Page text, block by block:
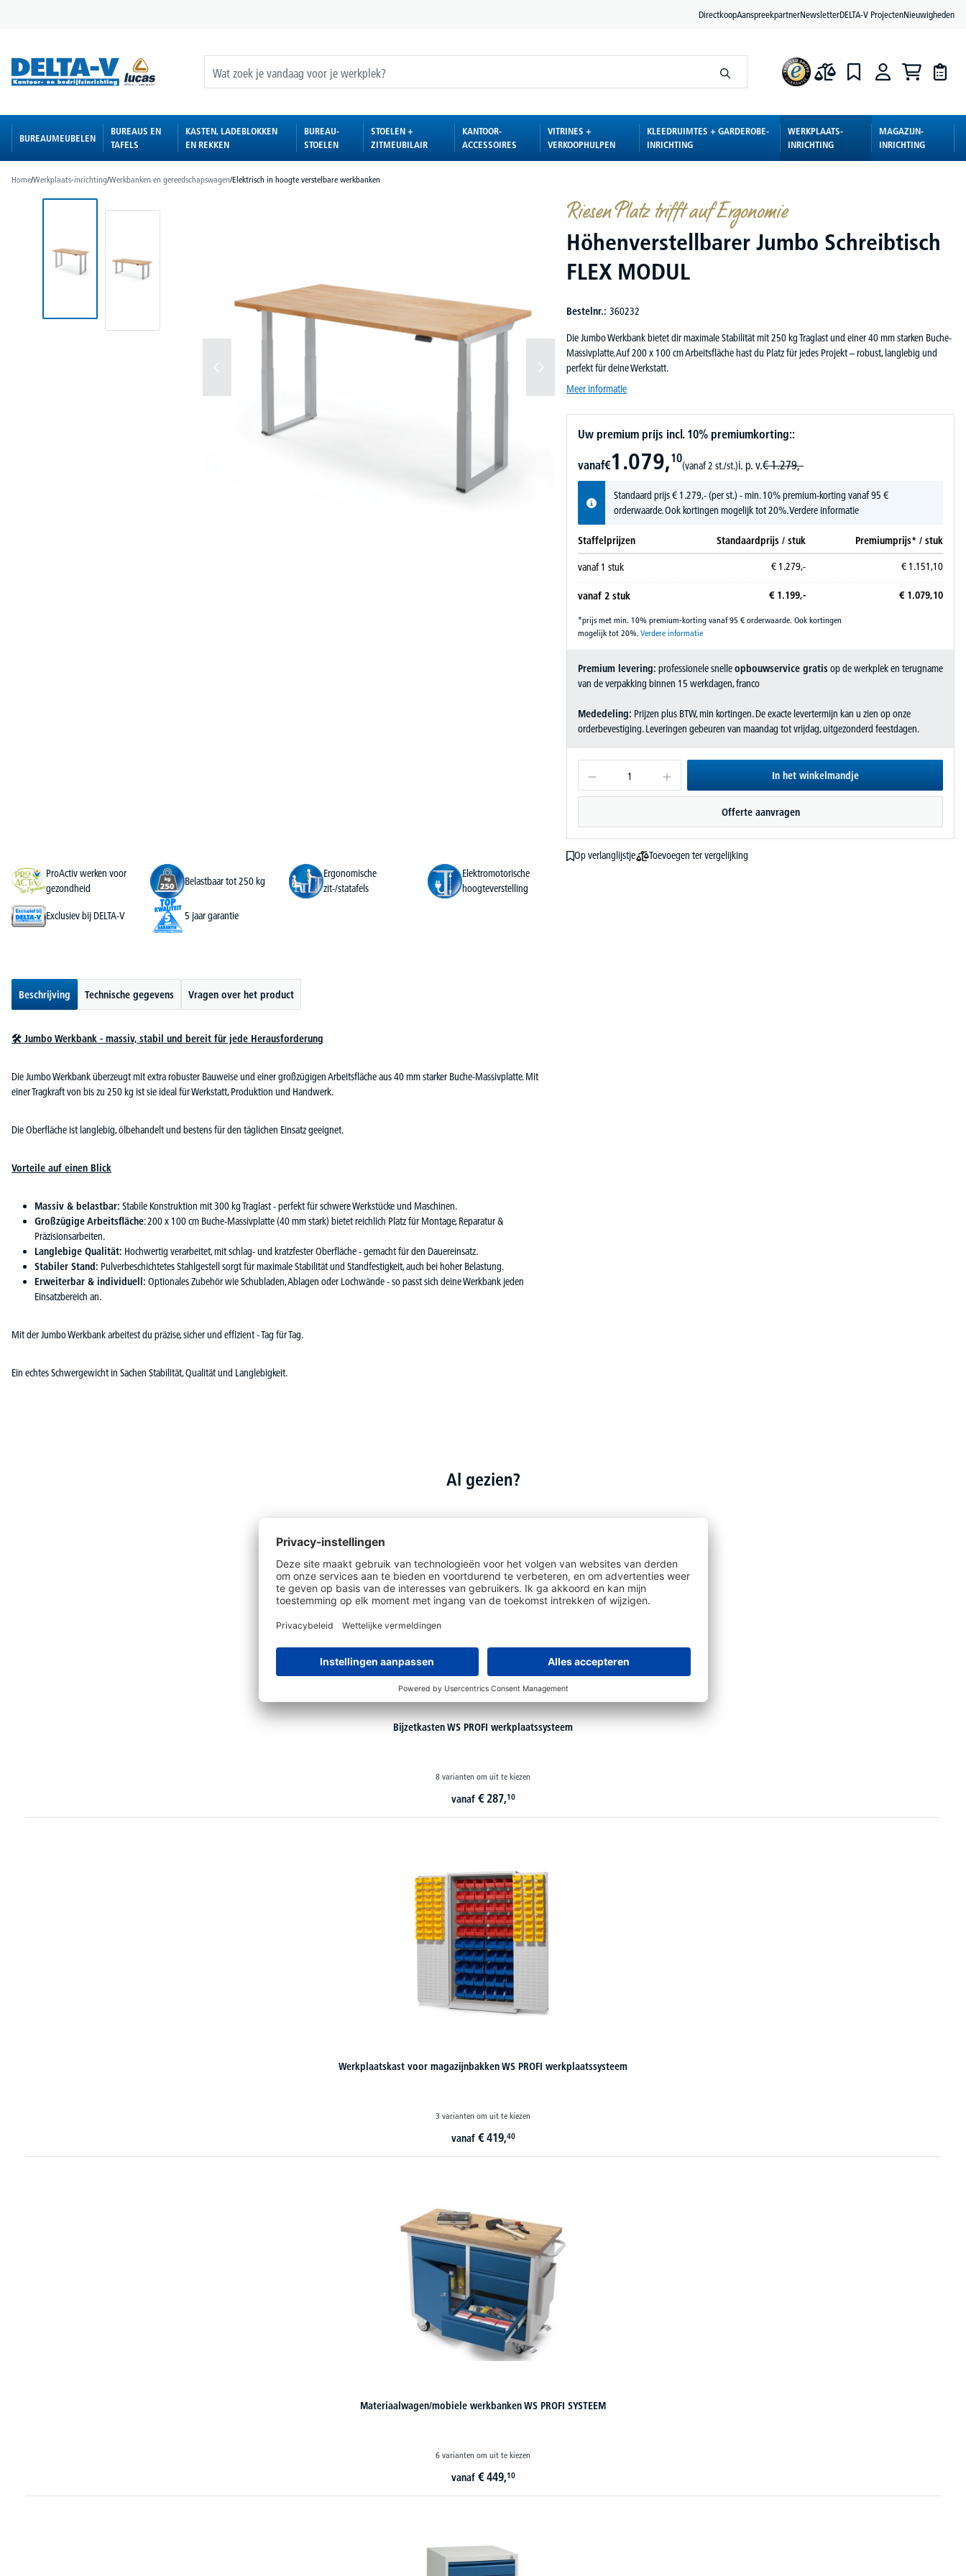
DirectkoopAanspreekpartnerNewsletterDELTA-V ProjectenNieuwigheden
BUREAUMEUBELEN
BUREAUS EN
TAFELS
KASTEN, LADEBLOKKEN
EN REKKEN
BUREAU-
STOELEN
STOELEN +
ZITMEUBILAIR
KANTOOR-
ACCESSOIRES
VITRINES +
VERKOOPHULPEN
KLEEDRUIMTES + GARDEROBE-
INRICHTING
WERKPLAATS-
INRICHTING
MAGAZIJN-
INRICHTING
Home/Werkplaats-inrichting/Werkbanken en gereedschapswagen/Elektrisch in hoogte verstelbare werkbanken
Riesen Platz trifft auf Ergonomie
Höhenverstellbarer Jumbo Schreibtisch
FLEX MODUL
Bestelnr.: 360232
Die Jumbo Werkbank bietet dir maximale Stabilität mit 250 kg Traglast und einer 40 mm starken Buche-
Massivplatte. Auf 200 x 100 cm Arbeitsfläche hast du Platz für jedes Projekt – robust, langlebig und
perfekt für deine Werkstatt.
Meer informatie
Uw premium prijs incl. 10% premiumkorting::
vanaf€1.079,10
(vanaf 2 st./st.)i. p. v.€ 1.279,-
Standaard prijs€ 1.279,-(per st.) - min. 10% premium-korting vanaf 95 €
orderwaarde. Ook kortingen mogelijk tot 20%.Verdere informatie
Staffelprijzen Standaardprijs / stuk Premiumprijs* / stuk
vanaf 1 stuk € 1.279,- € 1.151,10
vanaf 2 stuk € 1.199,- € 1.079,10
*prijs met min. 10% premium-korting vanaf 95 € orderwaarde. Ook kortingen
mogelijk tot 20%. Verdere informatie
Premium levering: professionele snelleopbouwservice gratisop de werkplek en terugname
van de verpakking binnen 15 werkdagen, franco
Mededeling: Prijzen plus BTW, min kortingen. De exacte levertermijn kan u zien op onze
orderbevestiging. Leveringen gebeuren van maandag tot vrijdag, uitgezonderd feestdagen.
In het winkelmandje
Offerte aanvragen
Op verlanglijstje
Toevoegen ter vergelijking
ProActiv werken voor
gezondheid
Belastbaar tot 250 kg
Ergonomische
zit-/statafels
Elektromotorische
hoogteverstelling
Exclusiev bij DELTA-V 5 jaar garantie
Beschrijving Technische gegevens Vragen over het product
🛠️ Jumbo Werkbank - massiv, stabil und bereit für jede Herausforderung
Die Jumbo Werkbank überzeugt mit extra robuster Bauweise und einer großzügigen Arbeitsfläche aus 40 mm starker Buche-Massivplatte. Mit
einer Tragkraft von bis zu 250 kg ist sie ideal für Werkstatt, Produktion und Handwerk.
Die Oberfläche ist langlebig, ölbehandelt und bestens für den täglichen Einsatz geeignet.
Vorteile auf einen Blick
Massiv & belastbar: Stabile Konstruktion mit 300 kg Traglast - perfekt für schwere Werkstücke und Maschinen.
Großzügige Arbeitsfläche: 200 x 100 cm Buche-Massivplatte (40 mm stark) bietet reichlich Platz für Montage, Reparatur &
Präzisionsarbeiten.
Langlebige Qualität: Hochwertig verarbeitet, mit schlag- und kratzfester Oberfläche - gemacht für den Dauereinsatz.
Stabiler Stand: Pulverbeschichtetes Stahlgestell sorgt für maximale Stabilität und Standfestigkeit, auch bei hoher Belastung.
Erweiterbar & individuell: Optionales Zubehör wie Schubladen, Ablagen oder Lochwände - so passt sich deine Werkbank jeden
Einsatzbereich an.
Mit der Jumbo Werkbank arbeitest du präzise, sicher und effizient - Tag für Tag.
Ein echtes Schwergewicht in Sachen Stabilität, Qualität und Langlebigkeit.
Al gezien?
Bijzetkasten WS PROFI werkplaatssysteem
8 varianten om uit te kiezen
vanaf € 287,10
Werkplaatskast voor magazijnbakken WS PROFI werkplaatssysteem
3 varianten om uit te kiezen
vanaf € 419,40
Materiaalwagen/mobiele werkbanken WS PROFI SYSTEEM
6 varianten om uit te kiezen
vanaf € 449,10